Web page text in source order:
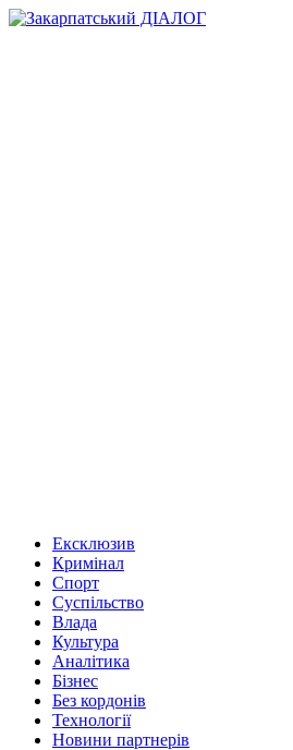
Ексклюзив
Кримінал
Спорт
Суспільство
Влада
Культура
Аналітика
Бізнес
Без кордонів
Технології
Новини партнерів